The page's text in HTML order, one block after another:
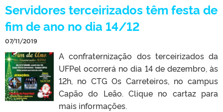
Servidores terceirizados têm festa de
fim de ano no dia 14/12
07/11/2019
A confraternização dos terceirizados da
UFPel ocorrerá no dia 14 de dezembro, às
12h, no CTG Os Carreteiros, no campus
Capão do Leão. Clique no cartaz para
mais informações.